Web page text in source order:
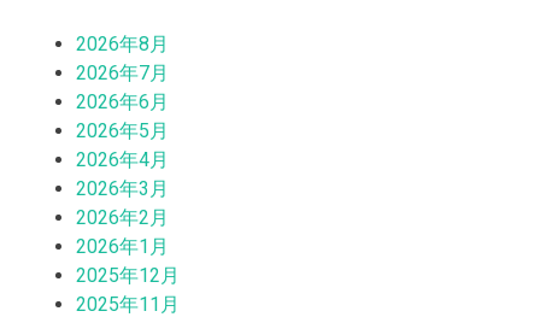
2026年8月
2026年7月
2026年6月
2026年5月
2026年4月
2026年3月
2026年2月
2026年1月
2025年12月
2025年11月